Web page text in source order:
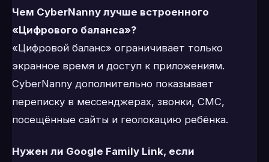
Чем CyberNanny лучше встроенного
«Цифрового баланса»?
«Цифровой баланс» ограничивает только
экранное время и доступ к приложениям.
CyberNanny дополнительно показывает
переписку в мессенджерах, звонки, СМС,
посещённые сайты и геолокацию ребёнка.
Нужен ли Google Family Link, если